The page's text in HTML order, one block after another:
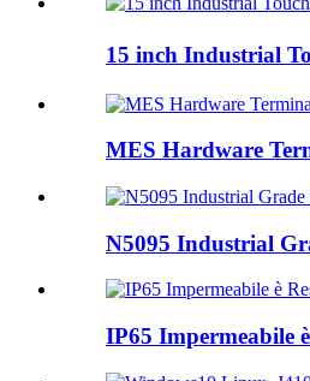
15 inch Industrial
MES Hardware
N5095 Industrial
IP65 Impermeabile